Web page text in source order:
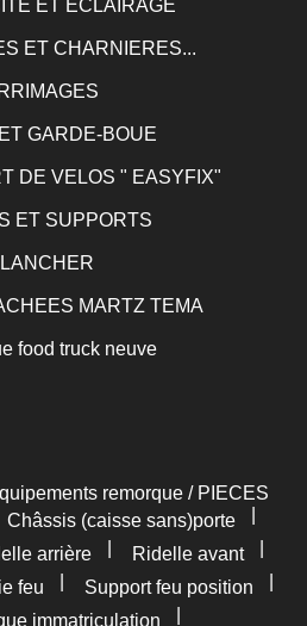
ET ECLAIRAGE
ET CHARNIERES...
GARDE-BOUE
DE VELOS " EASYFIX"
ET SUPPORTS
MARTZ TEMA
food truck neuve
remorque / PIECES
Châssis (caisse sans)porte
arrière Ridelle avant
feu
Support feu position
immatriculation